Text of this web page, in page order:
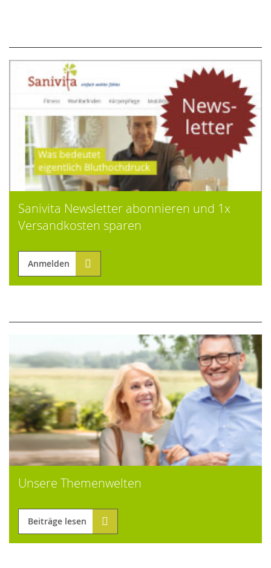
Sanivita Newsletter abonnieren und 1x
Versandkosten sparen
Anmelden
Unsere Themenwelten
Beiträge lesen